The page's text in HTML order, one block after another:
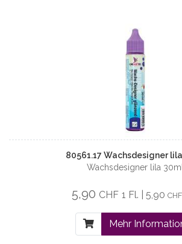
80561.17 Wachsdesigner
Wachsdesigner lila 30ml
5,90 CHF 1 Fl. | 5,90 CHF
Mehr